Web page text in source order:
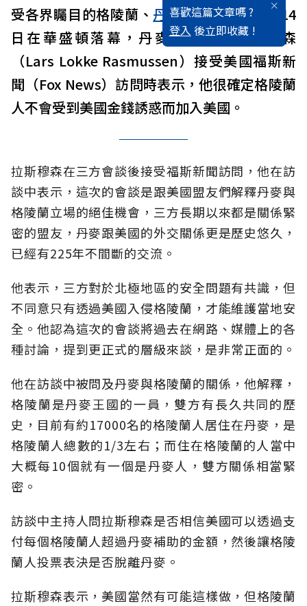
喜歡這篇文章嗎 ?
登入 後立即收藏 !
受各界矚目的格陵蘭、 丹麥、美國三方會談14
日在華盛頓落幕，丹麥外交部長拉斯穆森
（Lars Lokke Rasmussen）接受美國福斯新
聞（Fox News）訪問時表示，他很確定格陵蘭
人不會受到美國金錢誘惑而加入美國。
拉斯穆森在三方會談後接受福斯新聞訪問，他在訪
談中表示，這次的會談是跟美國盟友們解釋丹麥與
格陵蘭立場的絕佳機會，三方長期以來都是關係緊
密的盟友，丹麥跟美國的外交關係更是歷史悠久，
已經有225年不間斷的交流。
他表示，三方對於北極地區的安全問題有共識，但
不同意只有透過美國入侵格陵蘭，才能維護當地安
全。他認為這次的會談將過去在網路、媒體上的各
種討論，提到更正式的層級來談，是非常正面的。
他在訪談中被問及丹麥與格陵蘭的關係，他解釋，
格陵蘭是丹麥王國的一員，雙方有長久共同的歷
史，目前有約17000名的格陵蘭人居住在丹麥，是
格陵蘭人總數的1/3左右；而住在格陵蘭的人當中
大概每10個就有一個是丹麥人，雙方關係相當緊
密。
訪談中主持人問拉斯穆森是否相信美國可以透過支
付每個格陵蘭人超過丹麥補助的金額，然後讓格陵
蘭人投票表決是否脫離丹麥。
拉斯穆森表示，美國當然有可能這樣做，但格陵蘭